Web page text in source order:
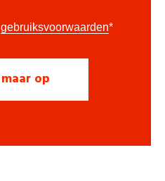
gebruiksvoorwaarden*